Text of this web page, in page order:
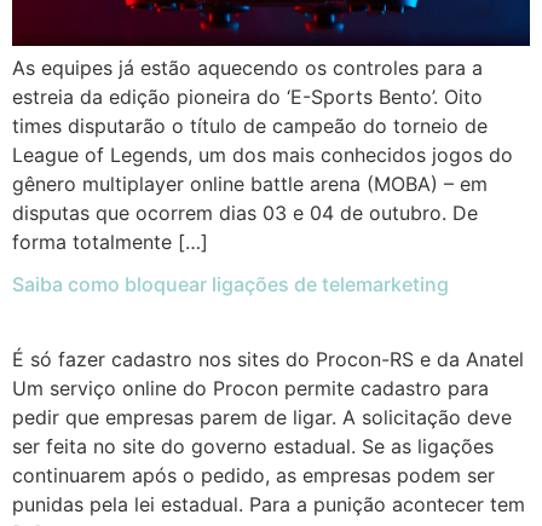
As equipes já estão aquecendo os controles para a
estreia da edição pioneira do ‘E-Sports Bento’. Oito
times disputarão o título de campeão do torneio de
League of Legends, um dos mais conhecidos jogos do
gênero multiplayer online battle arena (MOBA) – em
disputas que ocorrem dias 03 e 04 de outubro. De
forma totalmente […]
Saiba como bloquear ligações de telemarketing
É só fazer cadastro nos sites do Procon-RS e da Anatel
Um serviço online do Procon permite cadastro para
pedir que empresas parem de ligar. A solicitação deve
ser feita no site do governo estadual. Se as ligações
continuarem após o pedido, as empresas podem ser
punidas pela lei estadual. Para a punição acontecer tem